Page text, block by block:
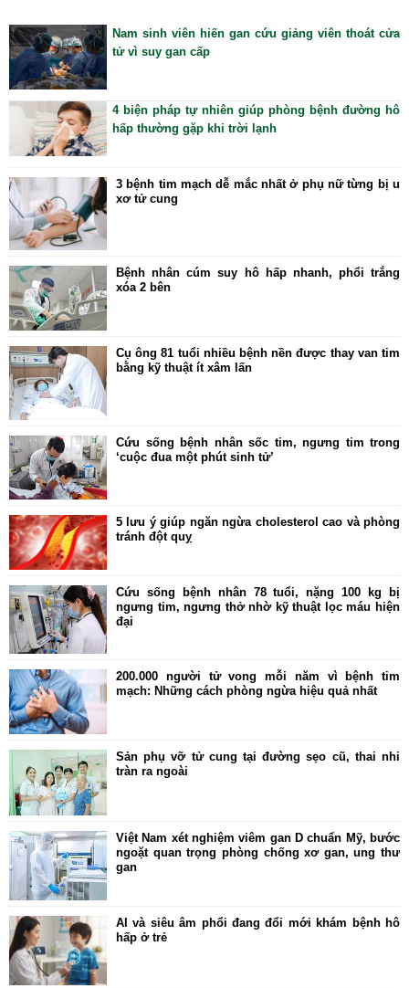
Ngoại tổng quát
Ngoại tiết niệu
Chấn thương chỉnh hình
Dược Khoa
Các bài thuốc hay
Cách sử dụng thuốc
Y học cổ truyền
Dược học cổ truyền
Dưỡng sinh
Châm cứu
Bệnh học
Y - Sinh học
Khỏe đẹp
Spa
Mỹ phẩm
Dinh Dưỡng
Bác sĩ của bạn
Nam sinh viên hiến gan cứu giảng viên thoát cửa
tử vì suy gan cấp
4 biện pháp tự nhiên giúp phòng bệnh đường hô
hấp thường gặp khi trời lạnh
3 bệnh tim mạch dễ mắc nhất ở phụ nữ từng bị u
xơ tử cung
Bệnh nhân cúm suy hô hấp nhanh, phổi trắng
xóa 2 bên
Cụ ông 81 tuổi nhiều bệnh nền được thay van tim
bằng kỹ thuật ít xâm lấn
Cứu sống bệnh nhân sốc tim, ngưng tim trong
‘cuộc đua một phút sinh tử’
5 lưu ý giúp ngăn ngừa cholesterol cao và phòng
tránh đột quỵ
Cứu sống bệnh nhân 78 tuổi, nặng 100 kg bị
ngưng tim, ngưng thở nhờ kỹ thuật lọc máu hiện
đại
200.000 người tử vong mỗi năm vì bệnh tim
mạch: Những cách phòng ngừa hiệu quả nhất
Sản phụ vỡ tử cung tại đường sẹo cũ, thai nhi
tràn ra ngoài
Việt Nam xét nghiệm viêm gan D chuẩn Mỹ, bước
ngoặt quan trọng phòng chống xơ gan, ung thư
gan
AI và siêu âm phổi đang đổi mới khám bệnh hô
hấp ở trẻ